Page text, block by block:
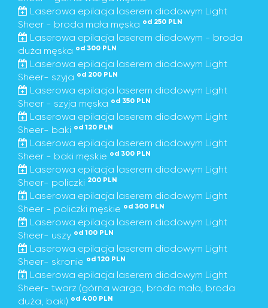
Laserowa epilacja laserem diodowym Light
Sheer - broda mała męska od 250 PLN
Laserowa epilacja laserem diodowym - broda
duża męska od 300 PLN
Laserowa epilacja laserem diodowym Light
Sheer- szyja od 200 PLN
Laserowa epilacja laserem diodowym Light
Sheer - szyja męska od 350 PLN
Laserowa epilacja laserem diodowym Light
Sheer- baki od 120 PLN
Laserowa epilacja laserem diodowym Light
Sheer - baki męskie od 300 PLN
Laserowa epilacja laserem diodowym Light
Sheer- policzki 200 PLN
Laserowa epilacja laserem diodowym Light
Sheer - policzki męskie od 300 PLN
Laserowa epilacja laserem diodowym Light
Sheer- uszy od 100 PLN
Laserowa epilacja laserem diodowym Light
Sheer- skronie od 120 PLN
Laserowa epilacja laserem diodowym Light
Sheer- twarz (górna warga, broda mała, broda
duża, baki) od 400 PLN